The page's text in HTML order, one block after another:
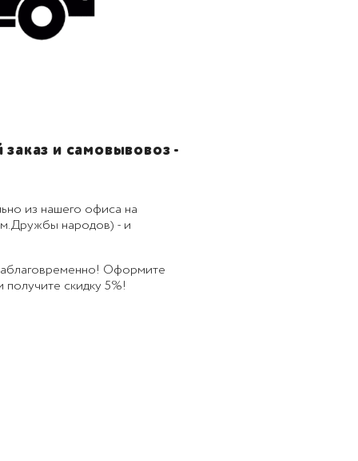
и самовывовоз -
из нашего офиса на
народов) - и
Оформите
получите скидку 5%!